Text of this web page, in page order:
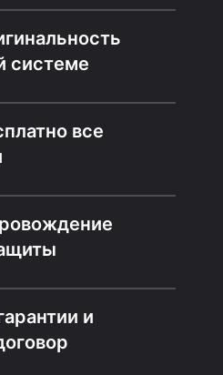
системе
все
и